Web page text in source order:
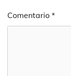
Comentario *